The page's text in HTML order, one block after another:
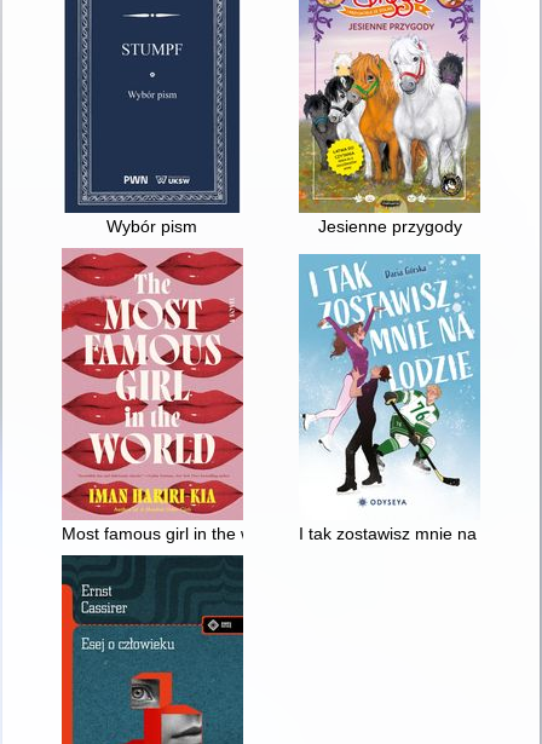
Wybór pism Jesienne przygody
Most famous girl in the world I tak zostawisz mnie na lodzie